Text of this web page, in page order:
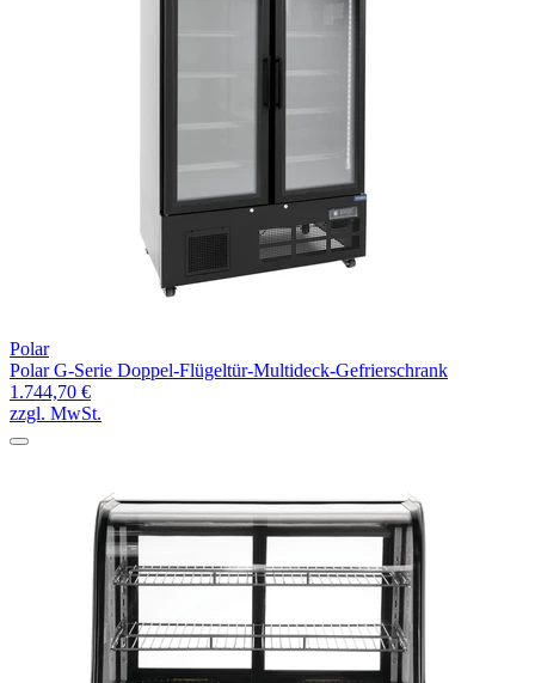
Polar
Polar G-Serie Doppel-Flügeltür-Multideck-Gefrierschrank
1.744,70 €
zzgl. MwSt.